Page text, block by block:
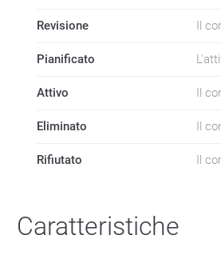
Revisione Il
Pianificato
Attivo Il
Eliminato Il
Rifiutato Il
Caratteristiche